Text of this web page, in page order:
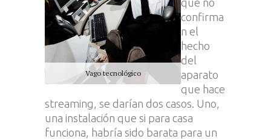
Vago tecnológico
confirma
n el
hecho
del
aparato
que hace
streaming, se darían dos casos. Uno,
una instalación que si para casa
funciona, habría sido barata para un